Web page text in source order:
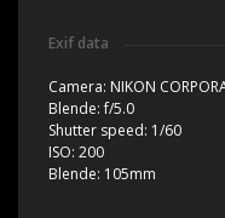
Exif data
Camera: NIKON
Blende:f/5.0
Shutter speed: 1/60
ISO: 200
Blende: 105mm